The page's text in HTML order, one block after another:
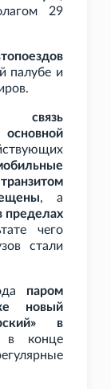
29
палубе и
связь
, а
чего
стали
паром
новый
в
конце